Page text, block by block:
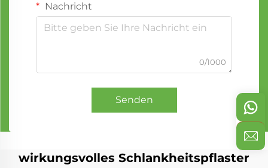
Nachricht
0/1000
Senden
wirkungsvolles Schlankheitspflaster